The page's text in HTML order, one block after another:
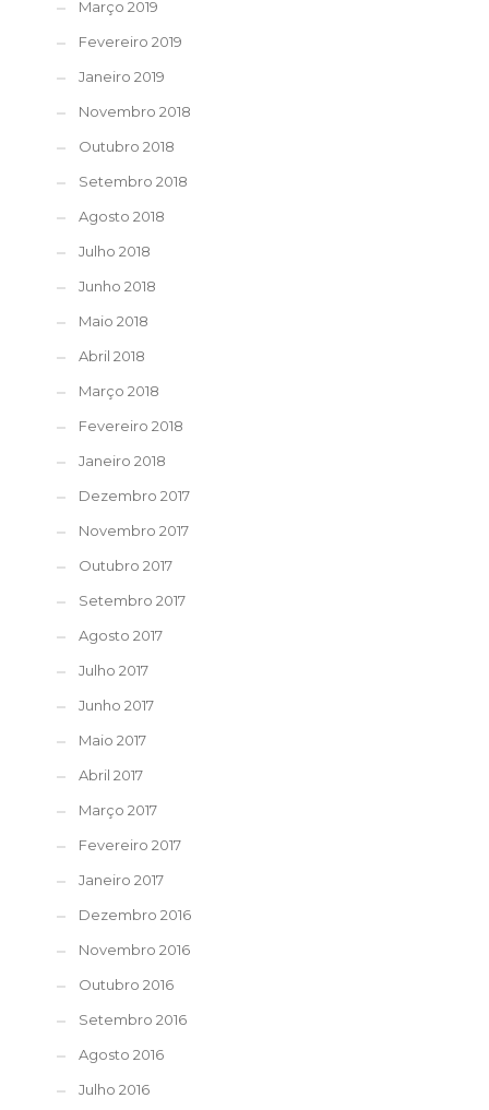
Março 2019
Fevereiro 2019
Janeiro 2019
Novembro 2018
Outubro 2018
Setembro 2018
Agosto 2018
Julho 2018
Junho 2018
Maio 2018
Abril 2018
Março 2018
Fevereiro 2018
Janeiro 2018
Dezembro 2017
Novembro 2017
Outubro 2017
Setembro 2017
Agosto 2017
Julho 2017
Junho 2017
Maio 2017
Abril 2017
Março 2017
Fevereiro 2017
Janeiro 2017
Dezembro 2016
Novembro 2016
Outubro 2016
Setembro 2016
Agosto 2016
Julho 2016